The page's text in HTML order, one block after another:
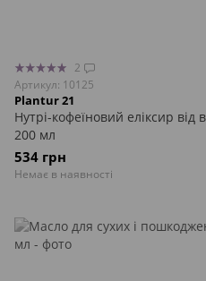
2
Артикул: 10125
Plantur 21
Нутрі-кофеїновий еліксир
200 мл
534 грн
Немає в наявності